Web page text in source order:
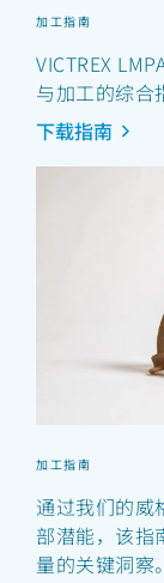
加工指南
VICTREX
与加工的综合
下载指南
加工指南
通过我们的威
部潜能，该指
量的关键洞察。